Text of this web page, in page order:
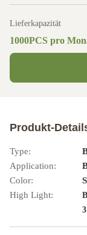
Lieferkapazität
1000PCS pro
Produkt-
Type:
Application:
Color:
High Light: